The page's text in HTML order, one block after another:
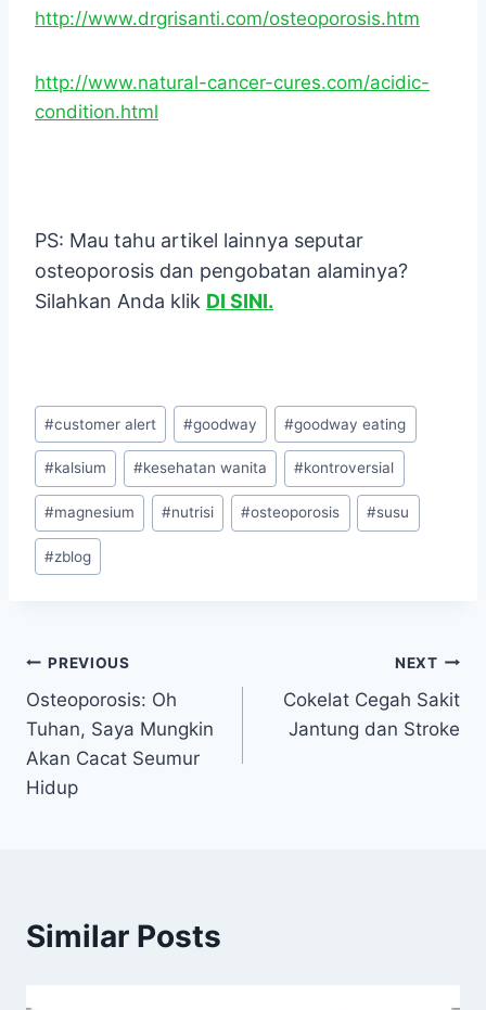
http://www.drgrisanti.com/osteoporosis.htm
http://www.natural-cancer-cures.com/acidic-
condition.html
PS: Mau tahu artikel lainnya seputar
osteoporosis dan pengobatan alaminya?
Silahkan Anda klik DI SINI.
Post
Tags:
#customer alert #goodway #goodway eating
#kalsium #kesehatan wanita #kontroversial
#magnesium #nutrisi #osteoporosis #susu
#zblog
Navigasi
pos
PREVIOUS
Osteoporosis: Oh
Tuhan, Saya Mungkin
Akan Cacat Seumur
Hidup
NEXT
Cokelat Cegah Sakit
Jantung dan Stroke
Similar Posts